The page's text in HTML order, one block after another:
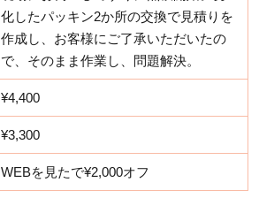
化したパッキン2か所の交換で見積りを
作成し、お客様にご了承いただいたの
で、そのまま作業し、問題解決。
¥4,400
¥3,300
WEBを見たで¥2,000オフ